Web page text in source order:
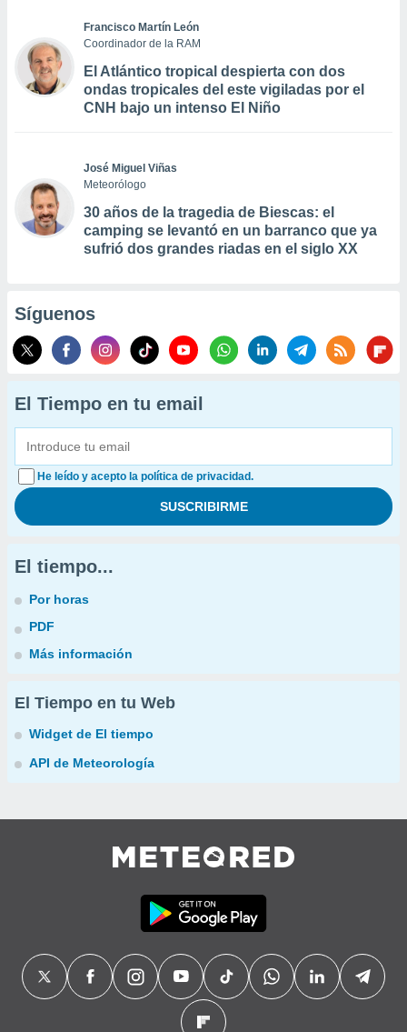
Francisco Martín León
Coordinador de la RAM
El Atlántico tropical despierta con dos
ondas tropicales del este vigiladas por el
CNH bajo un intenso El Niño
José Miguel Viñas
Meteorólogo
30 años de la tragedia de Biescas: el
camping se levantó en un barranco que ya
sufrió dos grandes riadas en el siglo XX
Síguenos
El Tiempo en tu email
He leído y acepto la política de privacidad.
El tiempo...
Por horas
PDF
Más información
El Tiempo en tu Web
Widget de El tiempo
API de Meteorología